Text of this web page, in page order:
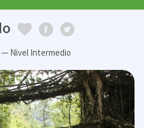
Nivel Intermedio